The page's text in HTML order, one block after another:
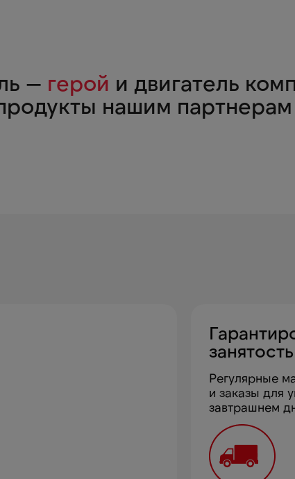
— герой и двигатель
нашим партнерам
занятость
Регулярные
и заказы для
завтрашнем